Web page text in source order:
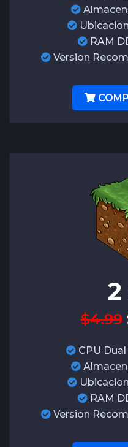
RAM
Version
2
$4.99
CPU Dual
RAM
Version